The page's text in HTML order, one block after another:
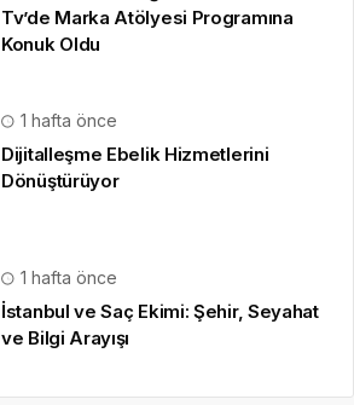
Tv’de Marka Atölyesi Programına
Konuk Oldu
1 hafta önce
Dijitalleşme Ebelik Hizmetlerini
Dönüştürüyor
1 hafta önce
İstanbul ve Saç Ekimi: Şehir, Seyahat
ve Bilgi Arayışı